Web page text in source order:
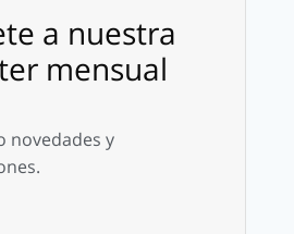
a nuestra
mensual
novedades y